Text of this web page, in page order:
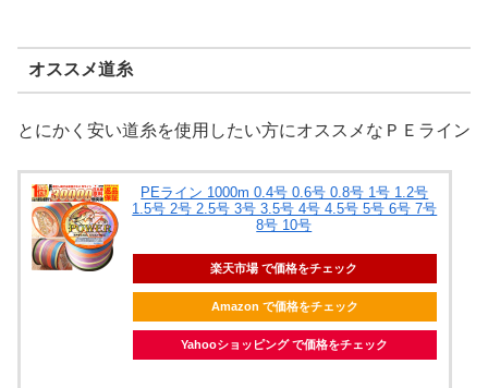
オススメ道糸
とにかく安い道糸を使用したい方にオススメなＰＥライン
PEライン 1000m 0.4号 0.6号 0.8号 1号 1.2号
1.5号 2号 2.5号 3号 3.5号 4号 4.5号 5号 6号 7号
8号 10号
楽天市場 で価格をチェック
Amazon で価格をチェック
Yahooショッピング で価格をチェック